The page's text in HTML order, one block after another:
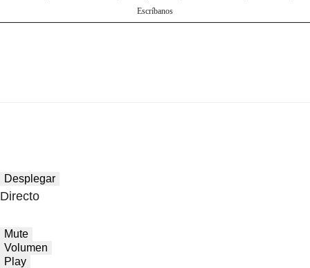
Escríbanos
Desplegar
Directo
Mute
Volumen
Play